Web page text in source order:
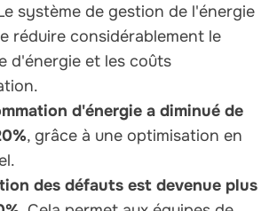
système de gestion de l'énergie
réduire considérablement le
d'énergie et les coûts
d'énergie a diminué de
, grâce à une optimisation en
des défauts est devenue plus